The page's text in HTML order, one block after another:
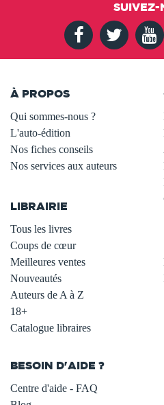
SUIVEZ-
À PROPOS
Qui sommes-nous ?
L'auto-édition
Nos fiches conseils
Nos services aux auteurs
LIBRAIRIE
Tous les livres
Coups de cœur
Meilleures ventes
Nouveautés
Auteurs de A à Z
18+
Catalogue libraires
BESOIN D'AIDE ?
Centre d'aide - FAQ